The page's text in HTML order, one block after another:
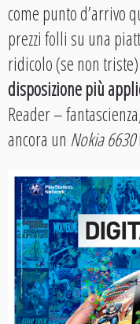
come punto d’arrivo
prezzi folli su una
ridicolo (se non
disposizione più
Reader –
ancora un Nokia 6630